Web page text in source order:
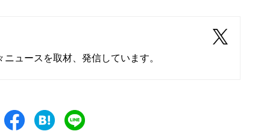
ュースを取材、発信しています。